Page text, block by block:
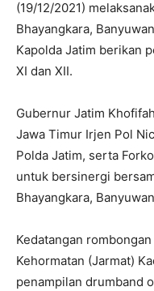
(19/12/2021)
Bhayangkara,
Kapolda Jatim berikan
XI dan XII.
Gubernur Jatim
Jawa Timur Irjen Pol
Polda Jatim, serta
untuk bersinergi
Bhayangkara,
Kedatangan
Kehormatan (Jarmat)
penampilan drumband